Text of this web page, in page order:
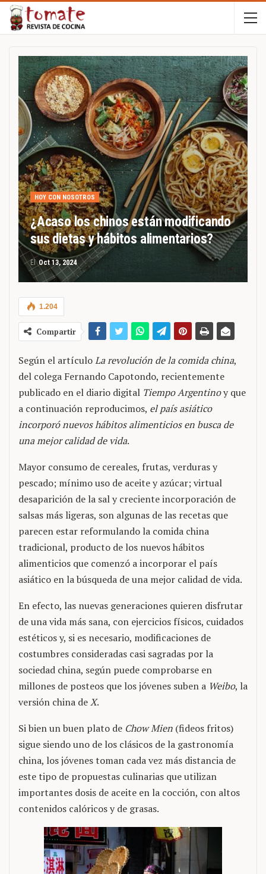
HOY CON NOSOTROS
¿Acaso los chinos están modificando
sus dietas y hábitos alimentarios?
ElOct 13, 2024
1.204
Compartir
Según el artículoLa revolución de la comida china,
del colega Fernando Capotondo, recientemente
publicado en el diario digital Tiempo Argentinoy que
a continuación reproducimos, el país asiático
incorporó nuevos hábitos alimenticios en busca de
una mejor calidad de vida.
Mayor consumo de cereales, frutas, verduras y
pescado; mínimo uso de aceite y azúcar; virtual
desaparición de la sal y creciente incorporación de
salsas más ligeras, son algunas de las recetas que
parecen estar reformulando la comida china
tradicional, producto de los nuevos hábitos
alimenticios que comenzó a incorporar el país
asiático en la búsqueda de una mejor calidad de vida.
En efecto, las nuevas generaciones quieren disfrutar
de una vida más sana, con ejercicios físicos, cuidados
estéticos y, si es necesario, modificaciones de
costumbres consideradas casi sagradas por la
sociedad china, según puede comprobarse en
millones de posteos que los jóvenes suben a Weibo, la
versión china deX.
Si bien un buen plato de Chow Mien (fideos fritos)
sigue siendo uno de los clásicos de la gastronomía
china, los jóvenes toman cada vez más distancia de
este tipo de propuestas culinarias que utilizan
importantes dosis de aceite en la cocción, con altos
contenidos calóricos y de grasas.